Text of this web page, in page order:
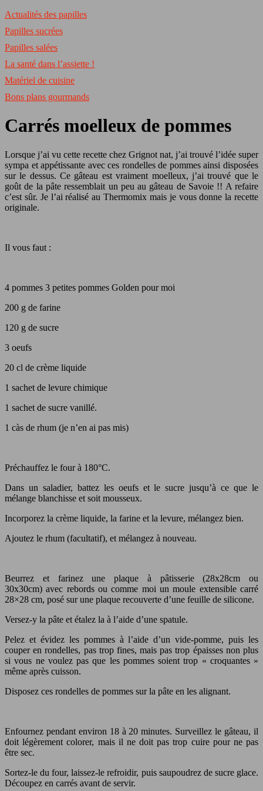
Actualités des papilles
Papilles sucrées
Papilles salées
La santé dans l’assiette !
Matériel de cuisine
Bons plans gourmands
Carrés moelleux de pommes
Lorsque j’ai vu cette recette chez Grignot nat, j’ai trouvé l’idée super
sympa et appétissante avec ces rondelles de pommes ainsi disposées
sur le dessus. Ce gâteau est vraiment moelleux, j’ai trouvé que le
goût de la pâte ressemblait un peu au gâteau de Savoie !! A refaire
c’est sûr. Je l’ai réalisé au Thermomix mais je vous donne la recette
originale.
Il vous faut :
4 pommes 3 petites pommes Golden pour moi
200 g de farine
120 g de sucre
3 oeufs
20 cl de crème liquide
1 sachet de levure chimique
1 sachet de sucre vanillé.
1 càs de rhum (je n’en ai pas mis)
Préchauffez le four à 180°C.
Dans un saladier, battez les oeufs et le sucre jusqu’à ce que le
mélange blanchisse et soit mousseux.
Incorporez la crème liquide, la farine et la levure, mélangez bien.
Ajoutez le rhum (facultatif), et mélangez à nouveau.
Beurrez et farinez une plaque à pâtisserie (28x28cm ou
30x30cm) avec rebords ou comme moi un moule extensible carré
28×28 cm, posé sur une plaque recouverte d’une feuille de silicone.
Versez-y la pâte et étalez la à l’aide d’une spatule.
Pelez et évidez les pommes à l’aide d’un vide-pomme, puis les
couper en rondelles, pas trop fines, mais pas trop épaisses non plus
si vous ne voulez pas que les pommes soient trop « croquantes »
même après cuisson.
Disposez ces rondelles de pommes sur la pâte en les alignant.
Enfournez pendant environ 18 à 20 minutes. Surveillez le gâteau, il
doit légèrement colorer, mais il ne doit pas trop cuire pour ne pas
être sec.
Sortez-le du four, laissez-le refroidir, puis saupoudrez de sucre glace.
Découpez en carrés avant de servir.